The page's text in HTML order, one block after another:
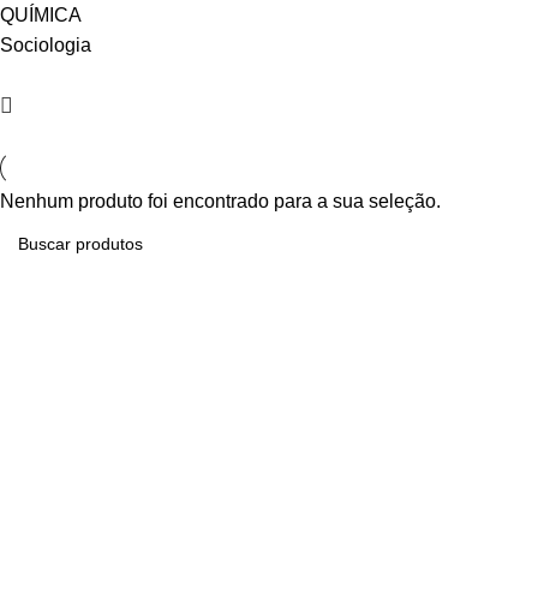
QUÍMICA
Sociologia
Nenhum produto foi encontrado para a sua seleção.